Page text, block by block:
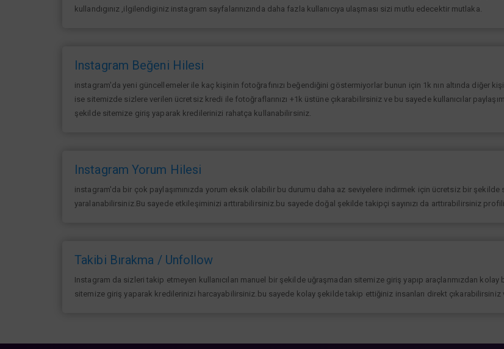
kullandıgınız ,ilgilendiginiz instagram sayfalarınızında daha fazla kullanıcıya ulaşması sizi mutlu edecektir mutlaka.
Instagram Beğeni Hilesi
instagram'da yeni güncellemeler ile kaç kişinin fotoğrafınızı beğendiğini göstermiyorlar bunun için 1k nın altında diğer
ise sitemizde sizlere verilen ücretsiz kredi ile fotoğraflarınızı +1k üstüne çıkarabilirsiniz ve bu sayede kullanıcılar
şekilde sitemize giriş yaparak kredilerinizi rahatça kullanabilirsiniz.
Instagram Yorum Hilesi
instagram'da bir çok paylaşımınızda yorum eksik olabilir bu durumu daha az seviyelere indirmek için ücretsiz bir
yaralanabilirsiniz.Bu sayede etkileşiminizi arttırabilirsiniz.bu sayede doğal şekilde takipçi sayınızı da arttırabilirsiniz
Takibi Bırakma / Unfollow
Instagram da sizleri takip etmeyen kullanıcıları manuel bir şekilde uğraşmadan sitemize giriş yapıp araçlarımızdan
sitemize giriş yaparak kredilerinizi harcayabilirsiniz.bu sayede kolay şekilde takip ettiğiniz insanları direkt çıkarabilirsiniz